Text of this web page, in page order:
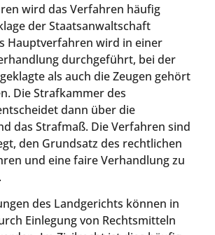
wird das Verfahren häufig
der Staatsanwaltschaft
Hauptverfahren wird in einer
durchgeführt, bei der
als auch die Zeugen gehört
Die Strafkammer des
dann über die
das Strafmaß. Die Verfahren sind
den Grundsatz des rechtlichen
und eine faire Verhandlung zu
des Landgerichts können in
Einlegung von Rechtsmitteln